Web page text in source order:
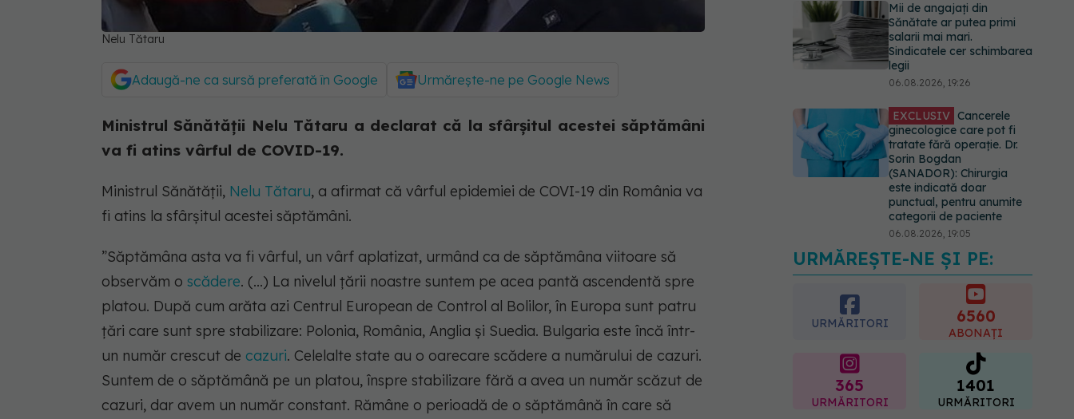
Nelu Tătaru
Adaugă-ne ca sursă preferată în Google Urmărește-ne pe Google News
Ministrul Sănătății Nelu Tătaru a declarat că la sfârșitul acestei săptămâni
va fi atins vârful de COVID-19.
Ministrul Sănătății, Nelu Tătaru, a afirmat că vârful epidemiei de COVI-19 din România va
fi atins la sfârșitul acestei săptămâni.
”Săptămâna asta va fi vârful, un vârf aplatizat, urmând ca de săptămâna viitoare să
observăm o scădere. (...) La nivelul țării noastre suntem pe acea pantă ascendentă spre
platou. După cum arăta azi Centrul European de Control al Bolilor, în Europa sunt patru
țări care sunt spre stabilizare: Polonia, România, Anglia și Suedia. Bulgaria este încă într-
un număr crescut de cazuri. Celelalte state au o oarecare scădere a numărului de cazuri.
Suntem de o săptămână pe un platou, înspre stabilizare fără a avea un număr scăzut de
cazuri, dar avem un număr constant. Rămâne o perioadă de o săptămână în care să
Mii de angajați din
Sănătate ar putea primi
salarii mai mari.
Sindicatele cer schimbarea
legii
06.08.2026, 19:26
EXCLUSIV Cancerele
ginecologice care pot fi
tratate fără operație. Dr.
Sorin Bogdan
(SANADOR): Chirurgia
este indicată doar
punctual, pentru anumite
categorii de paciente
06.08.2026, 19:05
EXCLUSIV Brahiterapie
vs radioterapie externă în
cancerul ginecologic. Dr.
Sorin Bogdan (SANADOR)
explică diferența și cum
acționează tratamentul
URMĂREȘTE-NE ȘI PE:
URMĂRITORI 6560
ABONAȚI
365
URMĂRITORI
1401
URMĂRITORI